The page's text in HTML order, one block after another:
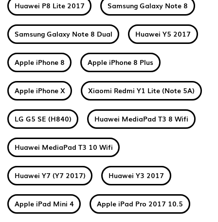
Huawei P8 Lite 2017 Samsung Galaxy Note 8
Samsung Galaxy Note 8 Dual Huawei Y5 2017
Apple iPhone 8 Apple iPhone 8 Plus
Apple iPhone X Xiaomi Redmi Y1 Lite (Note 5A)
LG G5 SE (H840) Huawei MediaPad T3 8 Wifi
Huawei MediaPad T3 10 Wifi
Huawei Y7 (Y7 2017) Huawei Y3 2017
Apple iPad Mini 4 Apple iPad Pro 2017 10.5